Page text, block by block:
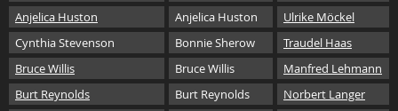
Anjelica Huston
Anjelica Huston
Ulrike Möckel
Cynthia Stevenson
Bonnie Sherow
Traudel Haas
Bruce Willis
Bruce Willis
Manfred Lehmann
Burt Reynolds
Burt Reynolds
Norbert Langer